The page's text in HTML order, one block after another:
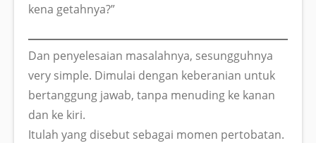
kena getahnya?”
Dan penyelesaian masalahnya, sesungguhnya
very simple. Dimulai dengan keberanian untuk
bertanggung jawab, tanpa menuding ke kanan
dan ke kiri.
Itulah yang disebut sebagai momen pertobatan.